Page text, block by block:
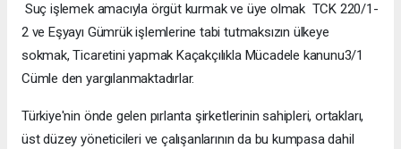
Suç işlemek amacıyla örgüt kurmak ve üye olmak TCK 220/1-
2 ve Eşyayı Gümrük işlemlerine tabi tutmaksızın ülkeye
sokmak, Ticaretini yapmak Kaçakçılıkla Mücadele kanunu3/1
Cümle den yargılanmaktadırlar.
Türkiye'nin önde gelen pırlanta şirketlerinin sahipleri, ortakları,
üst düzey yöneticileri ve çalışanlarının da bu kumpasa dahil